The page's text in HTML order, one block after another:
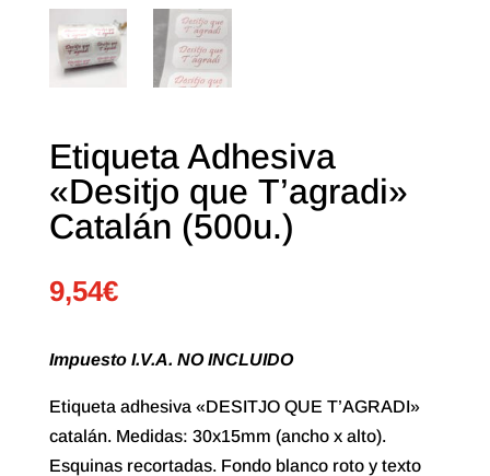
Etiqueta Adhesiva
«Desitjo que T’agradi»
Catalán (500u.)
9,54€
Impuesto I.V.A. NO INCLUIDO
Etiqueta adhesiva «DESITJO QUE T’AGRADI»
catalán. Medidas: 30x15mm (ancho x alto).
Esquinas recortadas. Fondo blanco roto y texto